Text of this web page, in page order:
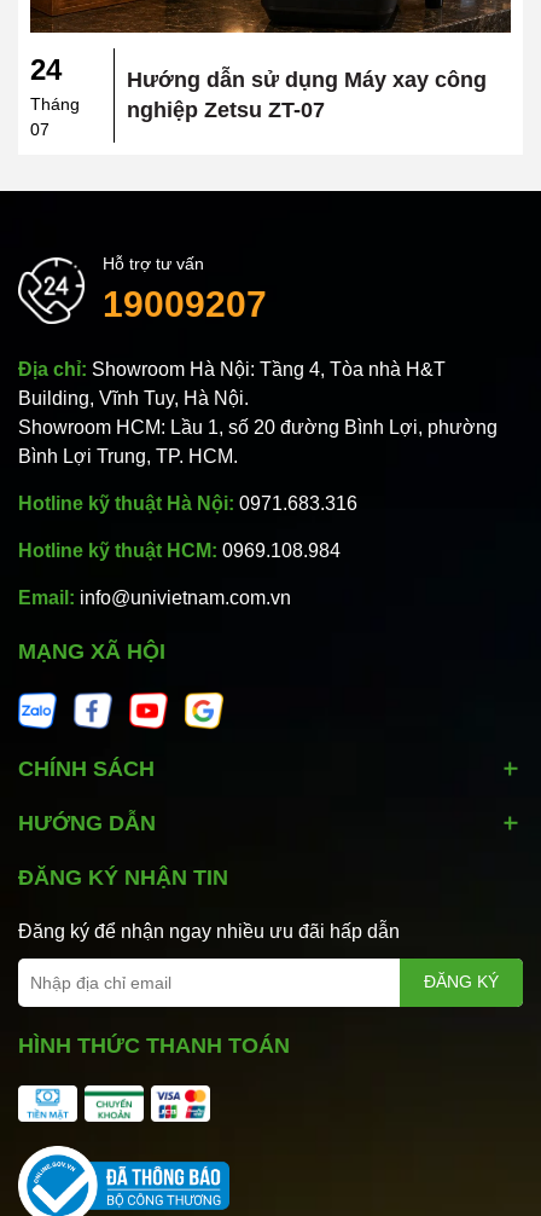
24
Tháng
07
Hướng dẫn sử dụng Máy xay công
nghiệp Zetsu ZT-07
Hỗ trợ tư vấn
19009207
Địa chỉ: Showroom Hà Nội: Tầng 4, Tòa nhà H&T
Building, Vĩnh Tuy, Hà Nội.
Showroom HCM: Lầu 1, số 20 đường Bình Lợi, phường
Bình Lợi Trung, TP. HCM.
Hotline kỹ thuật Hà Nội: 0971.683.316
Hotline kỹ thuật HCM: 0969.108.984
Email: info@univietnam.com.vn
MẠNG XÃ HỘI
CHÍNH SÁCH
HƯỚNG DẪN
ĐĂNG KÝ NHẬN TIN
Đăng ký để nhận ngay nhiều ưu đãi hấp dẫn
ĐĂNG KÝ
HÌNH THỨC THANH TOÁN